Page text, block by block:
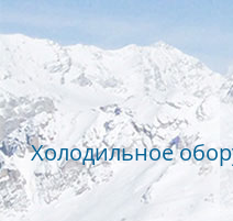
Холодильное